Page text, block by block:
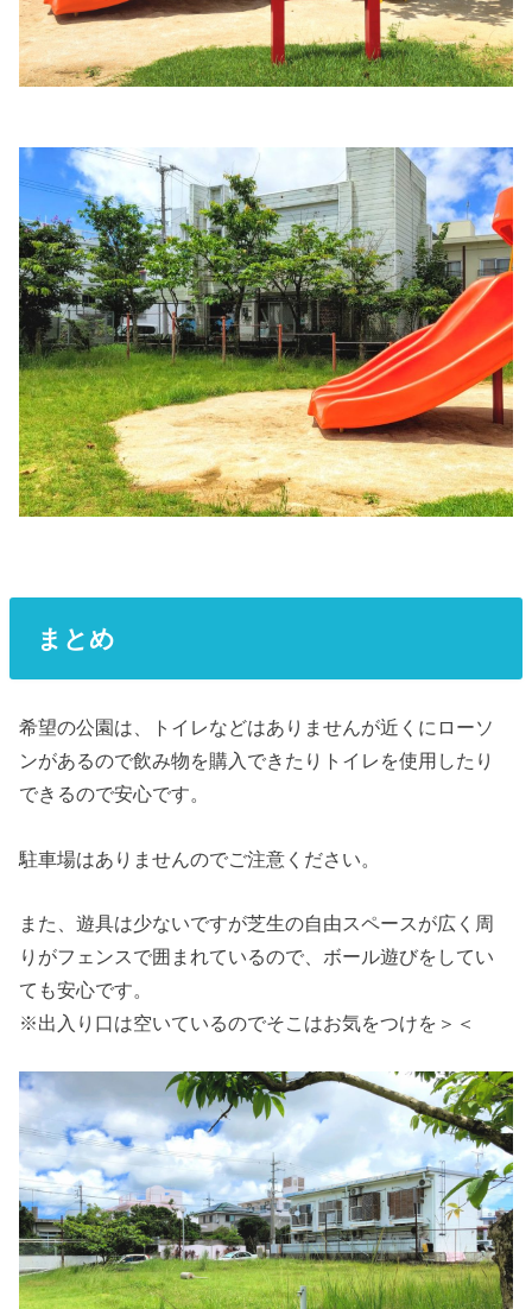
まとめ
希望の公園は、トイレなどはありませんが近くにローソ
ンがあるので飲み物を購入できたりトイレを使用したり
できるので安心です。
駐車場はありませんのでご注意ください。
また、遊具は少ないですが芝生の自由スペースが広く周
りがフェンスで囲まれているので、ボール遊びをしてい
ても安心です。
※出入り口は空いているのでそこはお気をつけを＞＜